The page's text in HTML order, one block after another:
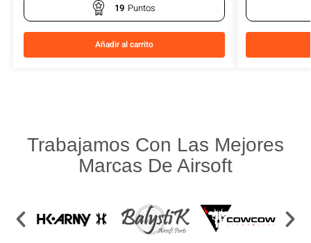
19 Puntos
Añadir al carrito
Trabajamos Con Las Mejores
Marcas De Airsoft